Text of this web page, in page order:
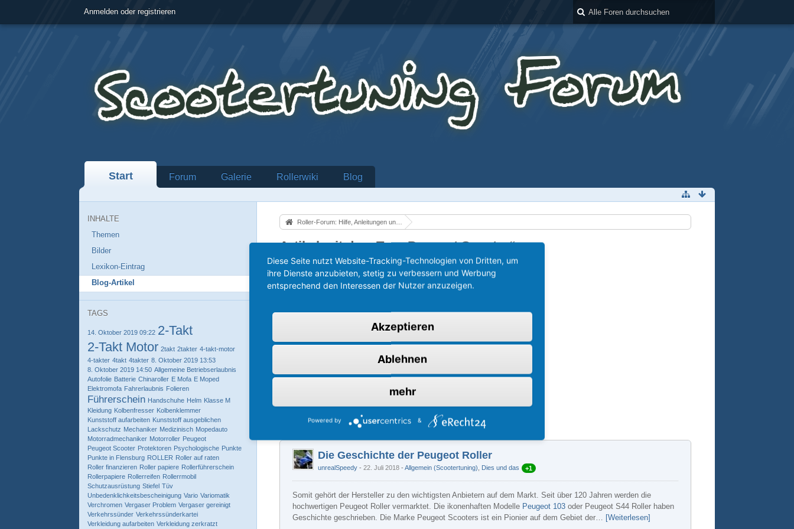
Anmelden oder registrieren
Start Forum Galerie Rollerwiki Blog
INHALTE
Themen
Bilder
Lexikon-Eintrag
Blog-Artikel
TAGS
14. Oktober 2019 09:22 2-Takt
2-Takt Motor 2takt 2takter 4-takt-motor
4-takter 4takt 4takter 8. Oktober 2019 13:53
8. Oktober 2019 14:50 Allgemeine Betriebserlaubnis
Autofolie Batterie Chinaroller E Mofa E Moped
Elektromofa Fahrerlaubnis Folieren
Führerschein Handschuhe Helm Klasse M
Kleidung Kolbenfresser Kolbenklemmer
Kunststoff aufarbeiten Kunststoff ausgeblichen
Lackschutz Mechaniker Medizinisch Mopedauto
Motorradmechaniker Motorroller Peugeot
Peugeot Scooter Protektoren Psychologische Punkte
Punkte in Flensburg ROLLER Roller auf raten
Roller finanzieren Roller papiere Rollerführerschein
Rollerpapiere Rollerreifen Rollerrmobil
Schutzausrüstung Stiefel Tüv
Unbedenklichkeitsbescheinigung Vario Variomatik
Verchromen Vergaser Problem Vergaser gereinigt
Verkehrssünder Verkehrssünderkartei
Verkleidung aufarbeiten Verkleidung zerkratzt
Roller-Forum: Hilfe, Anleitungen und alles über Motorroller
Artikel mit dem Tag „Peugeot Scooter“
Die Geschichte der Peugeot Roller
unrealSpeedy 22. Juli 2018 -Allgemein (Scootertuning) Dies und das +1
Somit gehört der Hersteller zu den wichtigsten Anbietern auf dem Markt. Seit über 120 Jahren werden die
hochwertigen Peugeot Roller vermarktet. Die ikonenhaften Modelle Peugeot 103 oder Peugeot S44 Roller haben
Geschichte geschrieben. Die Marke Peugeot Scooters ist ein Pionier auf dem Gebiet der… [Weiterlesen]
Diese Seite nutzt Website-Tracking-Technologien von Dritten, um
ihre Dienste anzubieten, stetig zu verbessern und Werbung
entsprechend den Interessen der Nutzer anzuzeigen.
Akzeptieren
Ablehnen
mehr
Powered by &